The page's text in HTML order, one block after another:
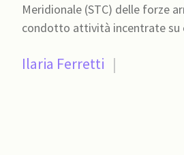
Meridionale (STC) delle forze
condotto attività incentrate
Ilaria Ferretti |